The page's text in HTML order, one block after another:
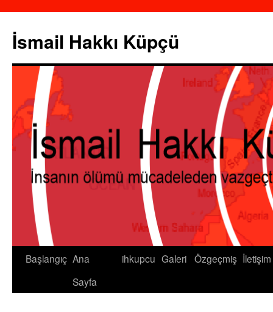
İsmail Hakkı Küpçü
Başlangıç Ana
Sayfa
ihkupcu Galeri Özgeçmiş İletişim